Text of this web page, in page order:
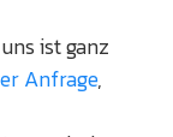
ist ganz
Anfrage,